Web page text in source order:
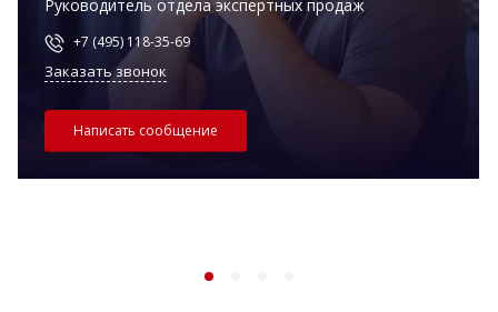
Руководитель отдела экспертных продаж
+7 (495) 118-35-69
Заказать звонок
Написать сообщение